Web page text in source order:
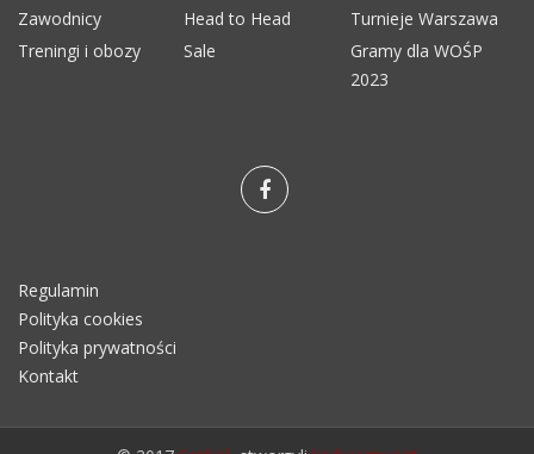
Zawodnicy
Head to Head
Turnieje Warszawa
Treningi i obozy
Sale
Gramy dla WOŚP
2023
Regulamin
Polityka cookies
Polityka prywatności
Kontakt